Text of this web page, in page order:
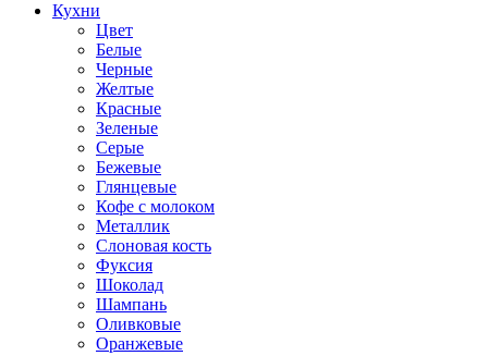
Кухни
Цвет
Белые
Черные
Желтые
Красные
Зеленые
Серые
Бежевые
Глянцевые
Кофе с молоком
Металлик
Слоновая кость
Фуксия
Шоколад
Шампань
Оливковые
Оранжевые